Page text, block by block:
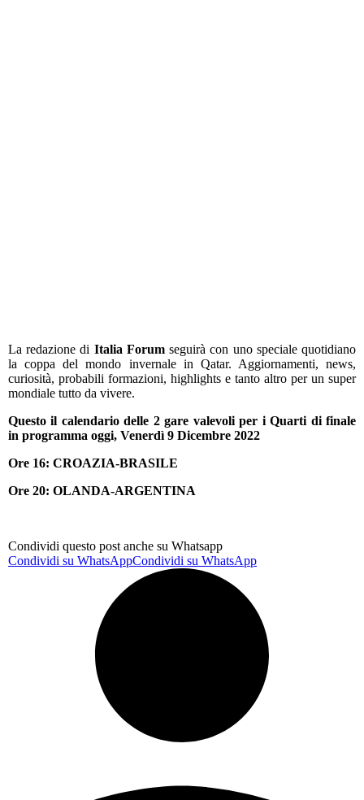
La redazione di Italia Forumseguirà con uno speciale quotidiano
la coppa del mondo invernale in Qatar. Aggiornamenti, news,
curiosità, probabili formazioni, highlights e tanto altro per un super
mondiale tutto da vivere.
Questo il calendario delle 2 gare valevoli per i Quarti di finale
in programma oggi, Venerdì 9 Dicembre 2022
Ore 16: CROAZIA-BRASILE
Ore 20: OLANDA-ARGENTINA
Condividi questo post anche su Whatsapp
Condividi su WhatsAppCondividi su WhatsApp